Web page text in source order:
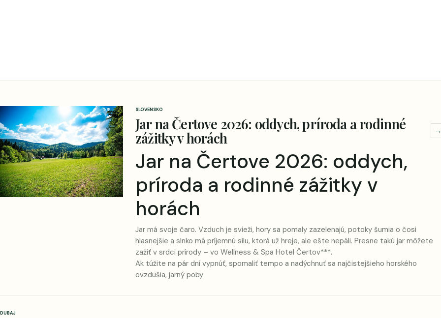
SLOVENSKO
Jar na Čertove 2026: oddych, príroda a rodinné
zážitky v horách
Jar na Čertove 2026: oddych,
príroda a rodinné zážitky v
horách
Jar má svoje čaro. Vzduch je svieži, hory sa pomaly zazelenajú, potoky šumia o čosi
hlasnejšie a slnko má príjemnú silu, ktorá už hreje, ale ešte nepáli. Presne takú jar môžete
zažiť v srdci prírody – vo Wellness & Spa Hotel Čertov***.
Ak túžite na pár dní vypnúť, spomaliť tempo a nadýchnuť sa najčistejšieho horského
ovzdušia, jarný poby
DUBAJ